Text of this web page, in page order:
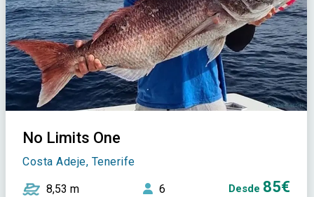
No Limits One
Costa Adeje, Tenerife
8,53 m 6 Desde 85€